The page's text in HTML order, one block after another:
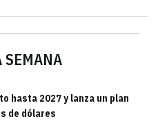
SEMANA
hasta 2027 y lanza un plan
de dólares